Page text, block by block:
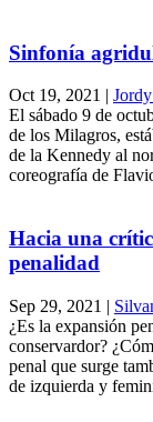
Sinfonía
Oct 19, 2021 |
El sábado 9 de
de los Milagros,
de la Kennedy al
coreografía de
Hacia una
penalidad
Sep 29, 2021 |
¿Es la expansión
conservardor?
penal que surge
de izquierda y